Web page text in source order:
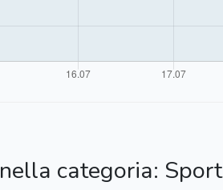
categoria: Sport